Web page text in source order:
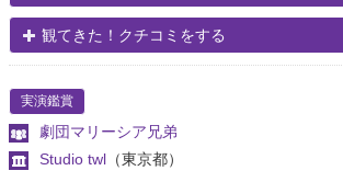
観てきた！クチコミをする
実演鑑賞
劇団マリーシア兄弟
Studio twl （東京都）